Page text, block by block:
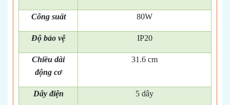
Công suất 80W
Độ bảo vệ IP20
Chiều dài
động cơ
31.6 cm
Dây điện 5 dây